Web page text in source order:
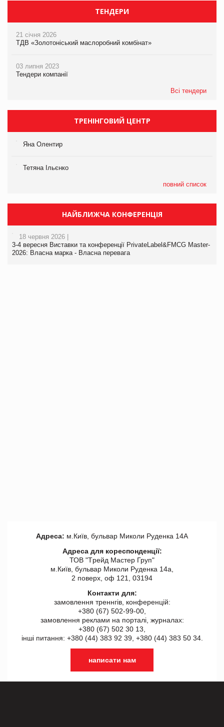
ТЕНДЕРИ
21 січня 2026
ТДВ «Золотоніський маслоробний комбінат»
03 липня 2023
Тендери компанії
Всі тендери
ТРЕНІНГОВИЙ ЦЕНТР
Яна Олентир
Тетяна Ільєнко
повний список
НАЙБЛИЖЧА КОНФЕРЕНЦІЯ
18 червня 2026 |
3-4 вересня Виставки та конференції PrivateLabel&FMCG Master-
2026: Власна марка - Власна перевага
Адреса: м.Київ, бульвар Миколи Руденка 14А
Адреса для кореспонденції:
ТОВ "Tрейд Мастер Груп"
м.Київ, бульвар Миколи Руденка 14а,
2 поверх, оф 121, 03194
Контакти для:
замовлення треннгів, конференцій:
+380 (67) 502-99-00,
замовлення реклами на порталі, журналах:
+380 (67) 502 30 13,
інші питання: +380 (44) 383 92 39, +380 (44) 383 50 34.
написати нам